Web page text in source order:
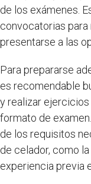
de los exámenes.
convocatorias
presentarse a las
Para prepararse
es recomendable
y realizar
formato de
de los requisitos
de celador, como
experiencia previa